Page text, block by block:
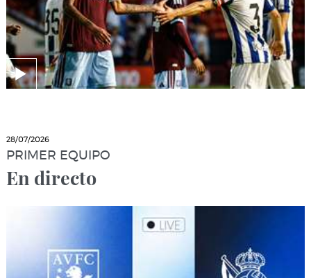
28/07/2026
PRIMER EQUIPO
En directo